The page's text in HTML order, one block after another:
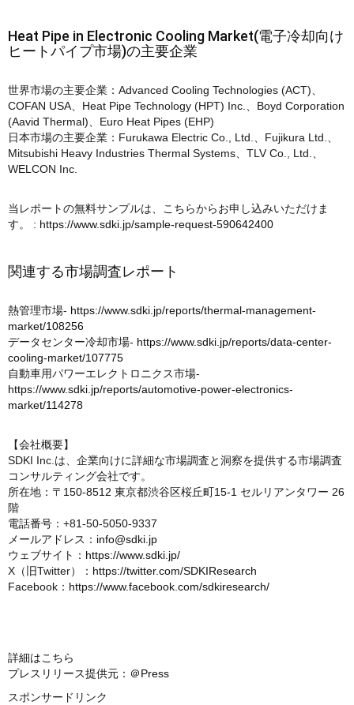
Heat Pipe in Electronic Cooling Market(電子冷却向け
ヒートパイプ市場)の主要企業
世界市場の主要企業：Advanced Cooling Technologies (ACT)、
COFAN USA、Heat Pipe Technology (HPT) Inc.、Boyd Corporation
(Aavid Thermal)、Euro Heat Pipes (EHP)
日本市場の主要企業：Furukawa Electric Co., Ltd.、Fujikura Ltd.、
Mitsubishi Heavy Industries Thermal Systems、TLV Co., Ltd.、
WELCON Inc.
当レポートの無料サンプルは、こちらからお申し込みいただけま
す。 : https://www.sdki.jp/sample-request-590642400
関連する市場調査レポート
熱管理市場- https://www.sdki.jp/reports/thermal-management-
market/108256
データセンター冷却市場- https://www.sdki.jp/reports/data-center-
cooling-market/107775
自動車用パワーエレクトロニクス市場-
https://www.sdki.jp/reports/automotive-power-electronics-
market/114278
【会社概要】
SDKI Inc.は、企業向けに詳細な市場調査と洞察を提供する市場調査
コンサルティング会社です。
所在地：〒150-8512 東京都渋谷区桜丘町15-1 セルリアンタワー 26
階
電話番号：+81-50-5050-9337
メールアドレス： info@sdki.jp
ウェブサイト： https://www.sdki.jp/
X（旧Twitter）： https://twitter.com/SDKIResearch
Facebook： https://www.facebook.com/sdkiresearch/
詳細はこちら
プレスリリース提供元：＠Press
スポンサードリンク